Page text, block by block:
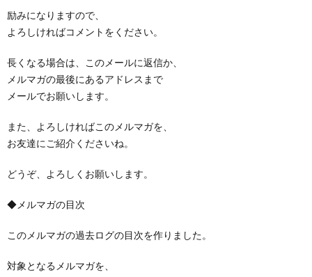
励みになりますので、
よろしければコメントをください。
長くなる場合は、このメールに返信か、
メルマガの最後にあるアドレスまで
メールでお願いします。
また、よろしければこのメルマガを、
お友達にご紹介くださいね。
どうぞ、よろしくお願いします。
◆メルマガの目次
このメルマガの過去ログの目次を作りました。
対象となるメルマガを、